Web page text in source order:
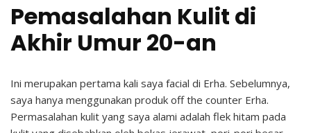
Pemasalahan Kulit di
Akhir Umur 20-an
Ini merupakan pertama kali saya facial di Erha. Sebelumnya,
saya hanya menggunakan produk off the counter Erha.
Permasalahan kulit yang saya alami adalah flek hitam pada